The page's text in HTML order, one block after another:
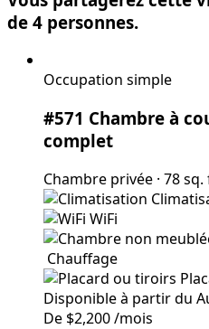
de 4 personnes.
Occupation simple
#571 Chambre à
complet
Chambre privée · 78 sq.
WiFi
Disponible à partir du
De $2,200/mois